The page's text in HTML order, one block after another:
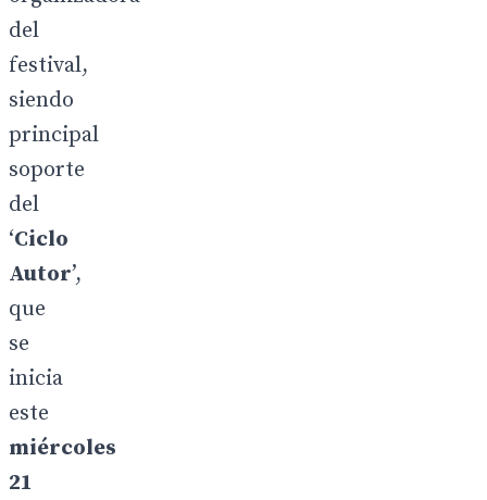
del
festival,
siendo
principal
soporte
del
‘Ciclo
Autor’,
que
se
inicia
este
miércoles
21